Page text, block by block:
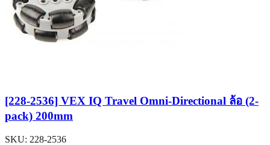
[228-2536] VEX IQ Travel Omni-Directional ล้อ (2-
pack) 200mm
SKU: 228-2536